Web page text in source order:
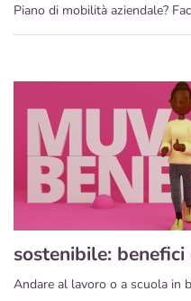
Piano di mobilità aziendale?
sostenibile:
Andare al lavoro o a scuola in